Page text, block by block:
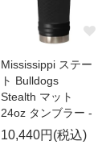
Mississippi ステー
ト Bulldogs
Stealth マット
24oz タンブラー -
10,440円(税込)